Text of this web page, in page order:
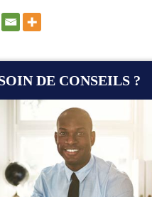
DE CONSEILS ?